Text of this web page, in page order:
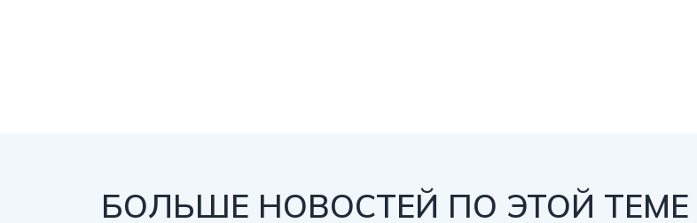
БОЛЬШЕ НОВОСТЕЙ ПО ЭТОЙ ТЕМЕ